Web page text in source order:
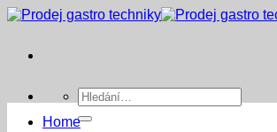
Přeskočit
Hledat:
Home